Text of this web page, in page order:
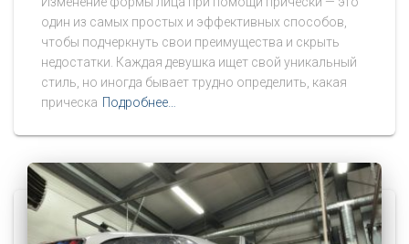
один из самых простых и эффективных способов,
чтобы подчеркнуть свои преимущества и скрыть
недостатки. Каждая девушка ищет свой уникальный
стиль, но иногда бывает трудно определить, какая
прическа Подробнее…